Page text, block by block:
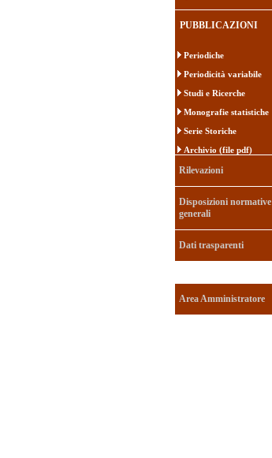
PUBBLICAZIONI
Periodiche
Periodicità variabile
Studi e Ricerche
Monografie statistiche
Serie Storiche
Archivio (file pdf)
Rilevazioni
Disposizioni normative
generali
Dati trasparenti
Area Amministratore